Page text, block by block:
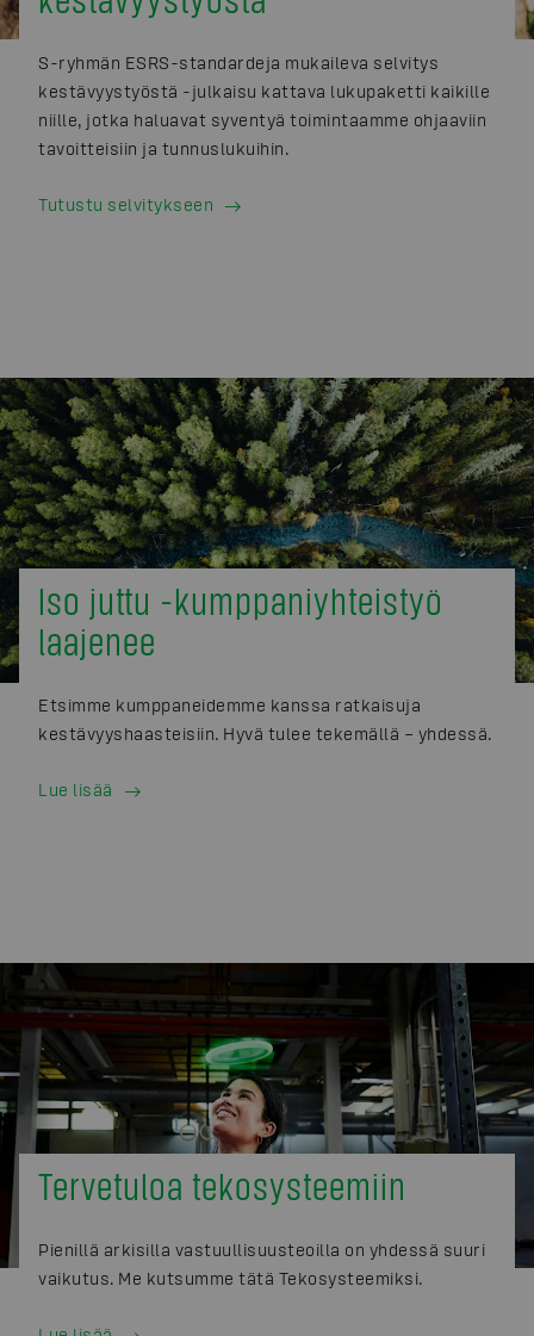
S-ryhmän ESRS-standardeja mukaileva selvitys
kestävyystyöstä -julkaisu kattava lukupaketti kaikille
niille, jotka haluavat syventyä toimintaamme ohjaaviin
tavoitteisiin ja tunnuslukuihin.
Tutustu selvitykseen
Iso juttu -kumppaniyhteistyö
laajenee
Etsimme kumppaneidemme kanssa ratkaisuja
kestävyyshaasteisiin. Hyvä tulee tekemällä – yhdessä.
Lue lisää
Tervetuloa tekosysteemiin
Pienillä arkisilla vastuullisuusteoilla on yhdessä suuri
vaikutus. Me kutsumme tätä Tekosysteemiksi.